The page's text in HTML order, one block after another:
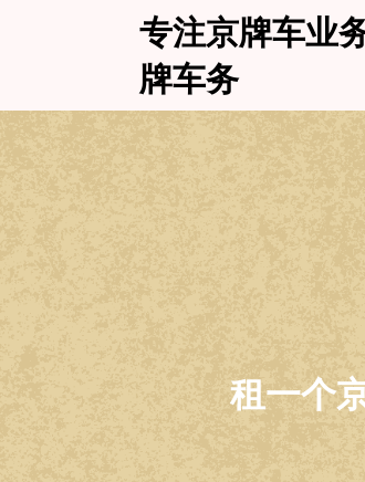
专注京牌车业
牌车务
租一个